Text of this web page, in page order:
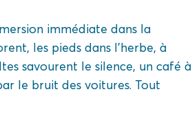
immédiate dans la
les pieds dans l’herbe, à
savourent le silence, un café à
le bruit des voitures. Tout